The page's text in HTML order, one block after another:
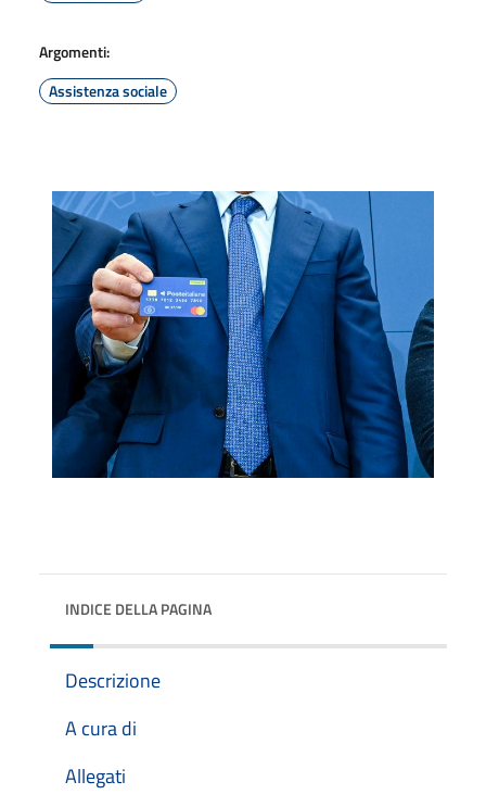
Argomenti:
Assistenza sociale
INDICE DELLA PAGINA
Descrizione
A cura di
Allegati